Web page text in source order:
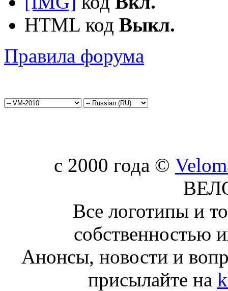
HTML код Выкл.
Правила форума
c 2000 года ©
Все логотипы и
собственностью
Анонсы, новости и
присылайте на